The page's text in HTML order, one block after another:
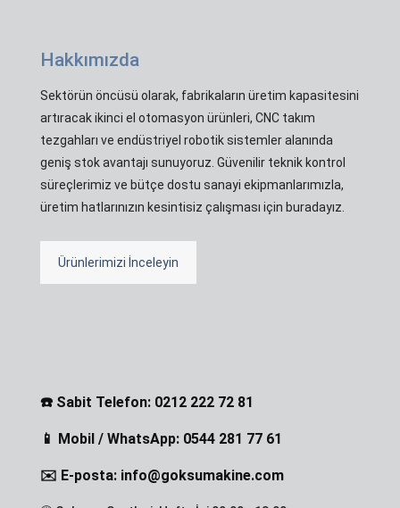
Hakkımızda
Sektörün öncüsü olarak, fabrikaların üretim kapasitesini
artıracak ikinci el otomasyon ürünleri, CNC takım
tezgahları ve endüstriyel robotik sistemler alanında
geniş stok avantajı sunuyoruz. Güvenilir teknik kontrol
süreçlerimiz ve bütçe dostu sanayi ekipmanlarımızla,
üretim hatlarınızın kesintisiz çalışması için buradayız.
Ürünlerimizi İnceleyin
☎️ Sabit Telefon: 0212 222 72 81
📱 Mobil / WhatsApp: 0544 281 77 61
✉️ E-posta: info@goksumakine.com